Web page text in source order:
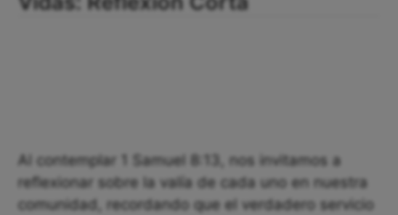
Al contemplar 1 Samuel 8:13, nos invitamos a
reflexionar sobre la valía de cada uno en nuestra
comunidad, recordando que el verdadero servicio